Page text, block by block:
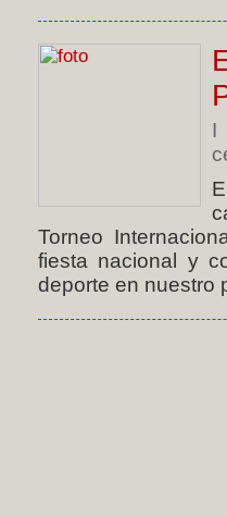
I
Torneo
fiesta nacional y
deporte en nuestro